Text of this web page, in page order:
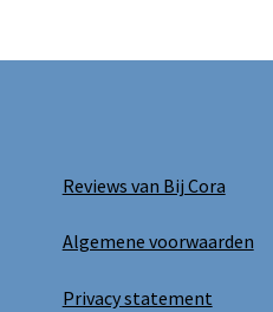
Reviews van Bij Cora
Algemene voorwaarden
Privacy statement